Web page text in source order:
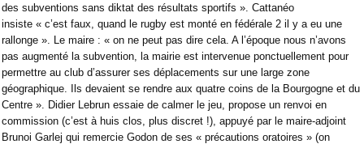
des subventions sans diktat des résultats sportifs ». Cattanéo
insiste « c’est faux, quand le rugby est monté en fédérale 2 il y a eu une
rallonge ». Le maire : « on ne peut pas dire cela. A l’époque nous n’avons
pas augmenté la subvention, la mairie est intervenue ponctuellement pour
permettre au club d’assurer ses déplacements sur une large zone
géographique. Ils devaient se rendre aux quatre coins de la Bourgogne et du
Centre ». Didier Lebrun essaie de calmer le jeu, propose un renvoi en
commission (c’est à huis clos, plus discret !), appuyé par le maire-adjoint
Brunoi Garlej qui remercie Godon de ses « précautions oratoires » (on